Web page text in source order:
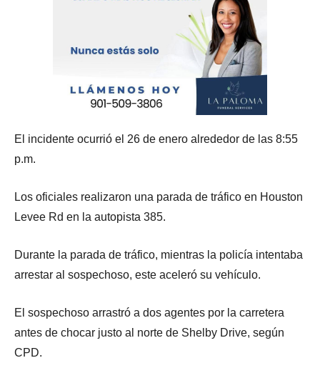
El incidente ocurrió el 26 de enero alrededor de las 8:55
p.m.
Los oficiales realizaron una parada de tráfico en Houston
Levee Rd en la autopista 385.
Durante la parada de tráfico, mientras la policía intentaba
arrestar al sospechoso, este aceleró su vehículo.
El sospechoso arrastró a dos agentes por la carretera
antes de chocar justo al norte de Shelby Drive, según
CPD.